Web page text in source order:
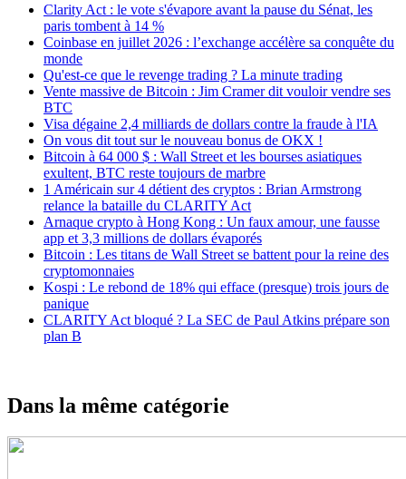
Clarity Act : le vote s'évapore avant la pause du Sénat, les
paris tombent à 14 %
Coinbase en juillet 2026 : l’exchange accélère sa conquête du
monde
Qu'est-ce que le revenge trading ? La minute trading
Vente massive de Bitcoin : Jim Cramer dit vouloir vendre ses
BTC
Visa dégaine 2,4 milliards de dollars contre la fraude à l'IA
On vous dit tout sur le nouveau bonus de OKX !
Bitcoin à 64 000 $ : Wall Street et les bourses asiatiques
exultent, BTC reste toujours de marbre
1 Américain sur 4 détient des cryptos : Brian Armstrong
relance la bataille du CLARITY Act
Arnaque crypto à Hong Kong : Un faux amour, une fausse
app et 3,3 millions de dollars évaporés
Bitcoin : Les titans de Wall Street se battent pour la reine des
cryptomonnaies
Kospi : Le rebond de 18% qui efface (presque) trois jours de
panique
CLARITY Act bloqué ? La SEC de Paul Atkins prépare son
plan B
Dans la même catégorie